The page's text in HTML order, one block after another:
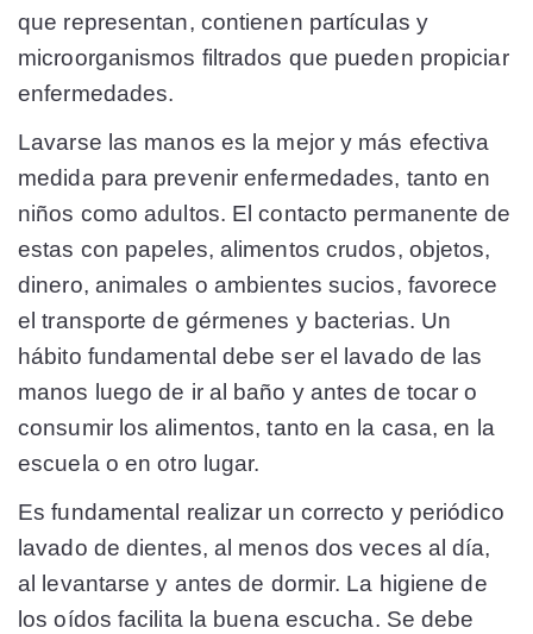
que representan, contienen partículas y
microorganismos filtrados que pueden propiciar
enfermedades.
Lavarse las manos es la mejor y más efectiva
medida para prevenir enfermedades, tanto en
niños como adultos. El contacto permanente de
estas con papeles, alimentos crudos, objetos,
dinero, animales o ambientes sucios, favorece
el transporte de gérmenes y bacterias. Un
hábito fundamental debe ser el lavado de las
manos luego de ir al baño y antes de tocar o
consumir los alimentos, tanto en la casa, en la
escuela o en otro lugar.
Es fundamental realizar un correcto y periódico
lavado de dientes, al menos dos veces al día,
al levantarse y antes de dormir. La higiene de
los oídos facilita la buena escucha. Se debe